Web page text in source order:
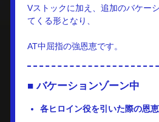
Vストックに加え、追加のバケー
てくる形となり、
AT中屈指の強恩恵です。
■ バケーションゾーン中
各ヒロイン役を引いた際の恩